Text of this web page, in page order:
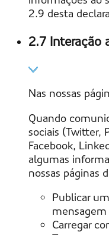
2.9 desta
2.7 Interação
Nas nossas
Quando
sociais (Twitter,
Facebook,
algumas
nossas páginas
Publicar
mensagem
Carregar